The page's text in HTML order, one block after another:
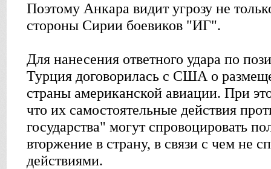
Поэтому Анкара видит угрозу не
стороны Сирии боевиков "ИГ".
Для нанесения ответного удара по
Турция договорилась с США о
страны американской авиации. При
что их самостоятельные действия
государства" могут спровоцировать
вторжение в страну, в связи с чем не
действиями.